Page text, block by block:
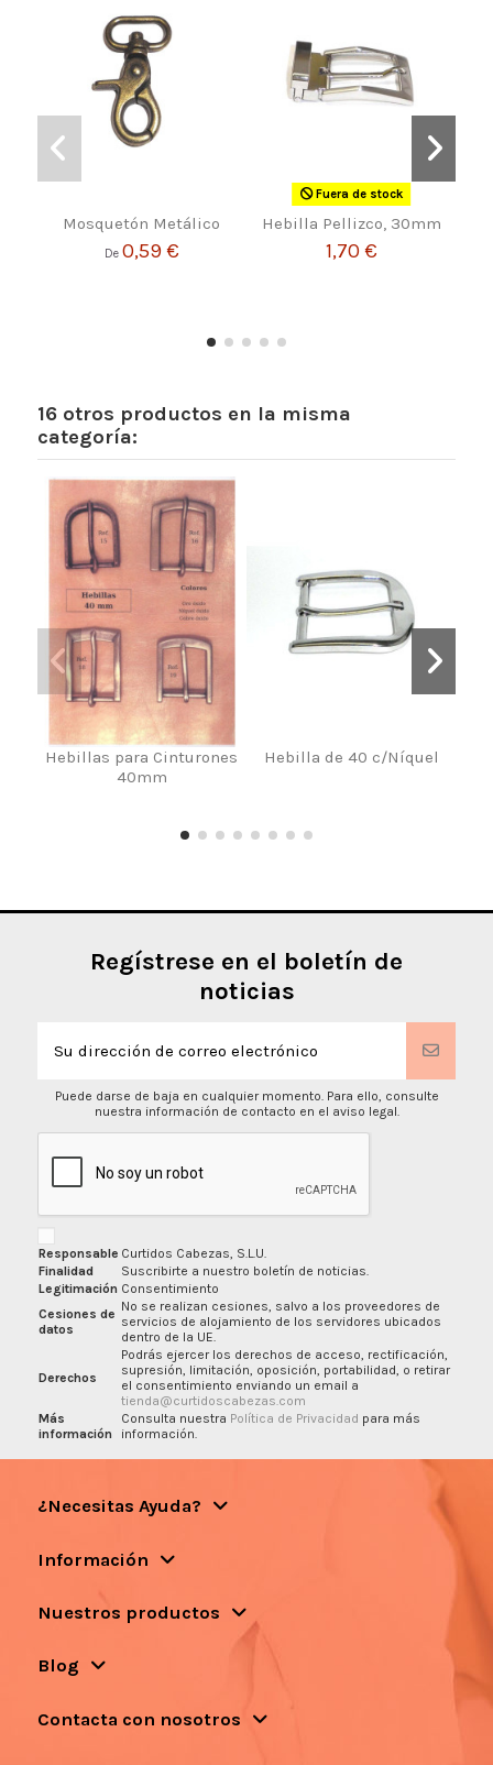
Mosquetón Metálico
De 0,59 €
Fuera de stock
Hebilla Pellizco, 30mm
1,70 €
16 otros productos en la misma
categoría:
Hebillas para Cinturones
40mm
Hebilla de 40 c/Níquel
Regístrese en el boletín de
noticias
Puede darse de baja en cualquier momento. Para ello, consulte
nuestra información de contacto en el aviso legal.
Responsable Curtidos Cabezas, S.L.U.
Finalidad
Suscribirte a nuestro boletín de noticias.
Legitimación Consentimiento
Cesiones de
datos
No se realizan cesiones, salvo a los proveedores de
servicios de alojamiento de los servidores ubicados
dentro de la UE.
Derechos
Podrás ejercer los derechos de acceso, rectificación,
supresión, limitación, oposición, portabilidad, o retirar
el consentimiento enviando un email a
tienda@curtidoscabezas.com
Más
información
Consulta nuestra Política de Privacidad para más
información.
¿Necesitas Ayuda?
Información
Nuestros productos
Blog
Contacta con nosotros